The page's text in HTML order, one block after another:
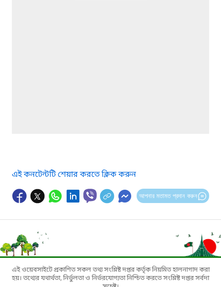
এই কনটেন্টটি শেয়ার করতে ক্লিক করুন
আপনার মতামত প্রদান করুন
এই ওয়েবসাইটে প্রকাশিত সকল তথ্য সংশ্লিষ্ট দপ্তর কর্তৃক নিয়মিত হালনাগাদ করা
হয়। তথ্যের যথার্থতা, নির্ভুলতা ও নির্ভরযোগ্যতা নিশ্চিত করতে সংশ্লিষ্ট দপ্তর সর্বদা